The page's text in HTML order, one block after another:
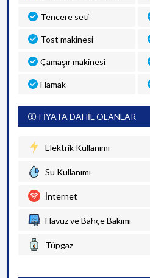
Tencere seti
Tost makinesi
Çamaşır makinesi
Hamak
FİYATA DAHİL OLANLAR
Elektrik Kullanımı
Su Kullanımı
İnternet
Havuz ve Bahçe Bakımı
Tüpgaz